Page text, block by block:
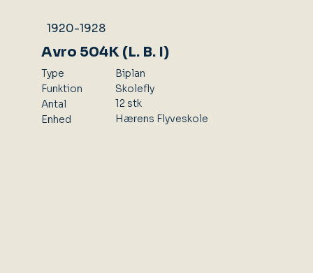
1920-1928
Avro 504K (L. B. I)
Type
Funktion
Antal
Enhed
Biplan
Skolefly
12 stk
Hærens Flyveskole